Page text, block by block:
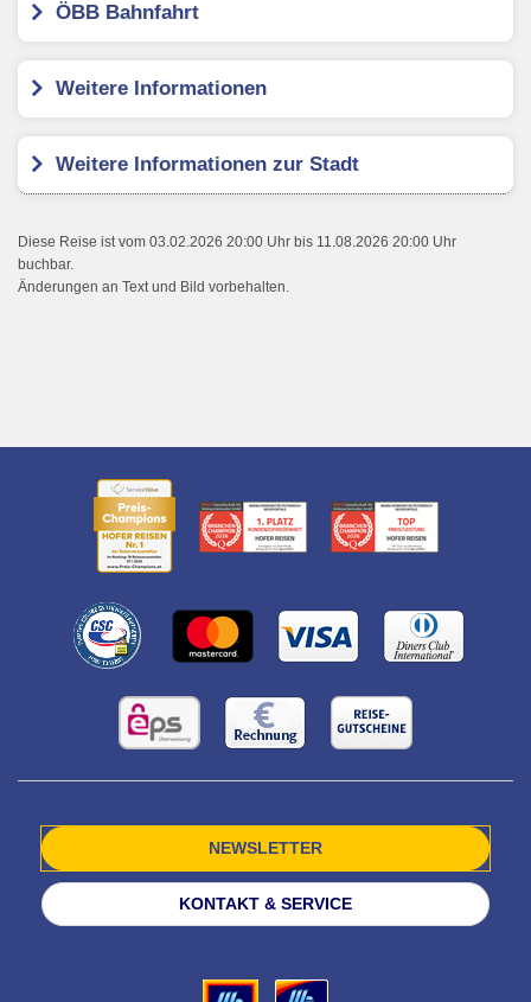
ÖBB Bahnfahrt
Weitere Informationen
Weitere Informationen zur Stadt
Diese Reise ist vom 03.02.2026 20:00 Uhr bis 11.08.2026 20:00 Uhr
buchbar.
Änderungen an Text und Bild vorbehalten.
NEWSLETTER
KONTAKT & SERVICE